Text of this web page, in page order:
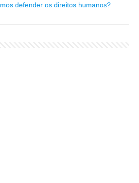
defender os direitos humanos?